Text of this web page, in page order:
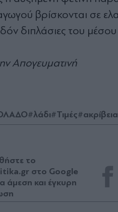
βρίσκονται σε
διπλάσιες του µέσου
Απογευματινή
#λάδι#Τιμές#ακρίβεια
το
στο Google
άμεση και έγκυρη